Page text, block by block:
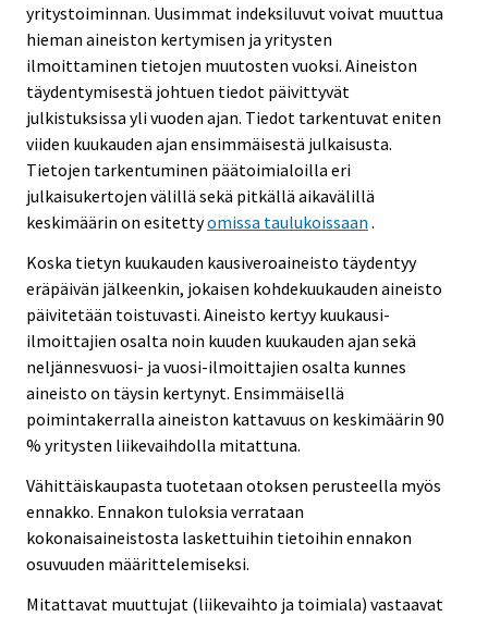
yritystoiminnan. Uusimmat indeksiluvut voivat muuttua
hieman aineiston kertymisen ja yritysten
ilmoittaminen tietojen muutosten vuoksi. Aineiston
täydentymisestä johtuen tiedot päivittyvät
julkistuksissa yli vuoden ajan. Tiedot tarkentuvat eniten
viiden kuukauden ajan ensimmäisestä julkaisusta.
Tietojen tarkentuminen päätoimialoilla eri
julkaisukertojen välillä sekä pitkällä aikavälillä
keskimäärin on esitettyomissa taulukoissaan .
Koska tietyn kuukauden kausiveroaineisto täydentyy
eräpäivän jälkeenkin, jokaisen kohdekuukauden aineisto
päivitetään toistuvasti. Aineisto kertyy kuukausi-
ilmoittajien osalta noin kuuden kuukauden ajan sekä
neljännesvuosi- ja vuosi-ilmoittajien osalta kunnes
aineisto on täysin kertynyt. Ensimmäisellä
poimintakerralla aineiston kattavuus on keskimäärin 90
% yritysten liikevaihdolla mitattuna.
Vähittäiskaupasta tuotetaan otoksen perusteella myös
ennakko. Ennakon tuloksia verrataan
kokonaisaineistosta laskettuihin tietoihin ennakon
osuvuuden määrittelemiseksi.
Mitattavat muuttujat (liikevaihto ja toimiala) vastaavat